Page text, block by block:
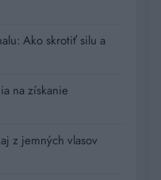
Ako skrotiť silu a
na získanie
z jemných vlasov